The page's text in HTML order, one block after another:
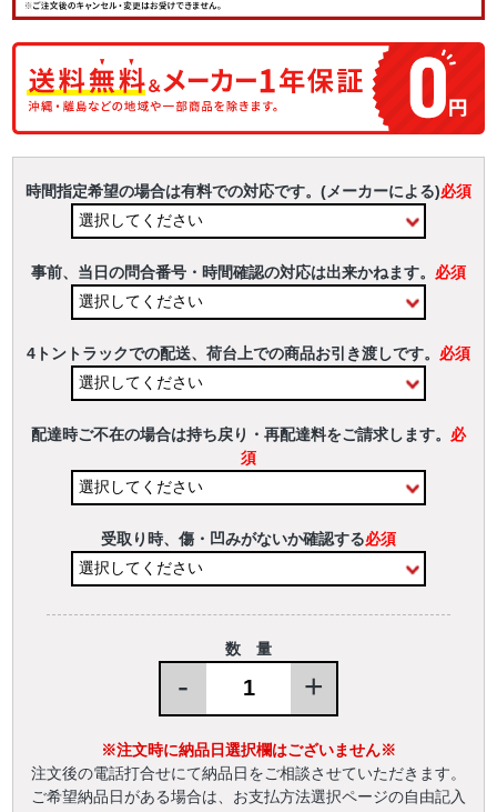
時間指定希望の場合は有料での対応です。(メーカーによる)必須
事前、当日の問合番号・時間確認の対応は出来かねます。 必須
4トントラックでの配送、荷台上での商品お引き渡しです。 必須
配達時ご不在の場合は持ち戻り・再配達料をご請求します。 必
須
受取り時、傷・凹みがないか確認する必須
数 量
- +
※注文時に納品日選択欄はございません※
注文後の電話打合せにて納品日をご相談させていただきます。
ご希望納品日がある場合は、お支払方法選択ページの自由記入